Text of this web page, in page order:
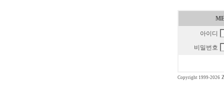
아이디
비밀번호
Copyright 1999-2026